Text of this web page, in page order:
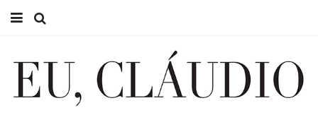
EU CLÁUDIO